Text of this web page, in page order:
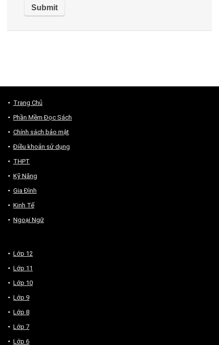
Trang Chủ
Phần Mềm Đọc Sách
Chính sách bảo mật
Điều khoản sử dụng
THPT
Kỹ Năng
Gia Đình
Kinh Tế
Ngoại Ngữ
Lớp 12
Lớp 11
Lớp 10
Lớp 9
Lớp 8
Lớp 7
Lớp 6